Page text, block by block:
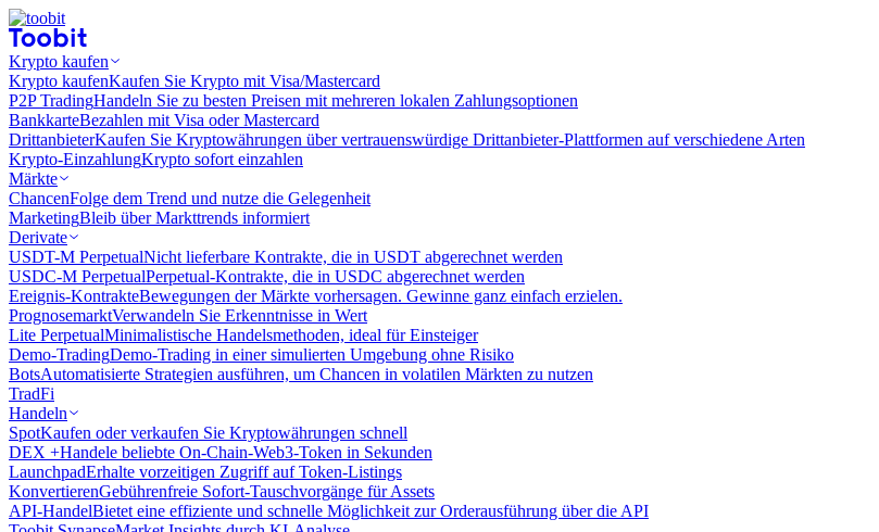
Krypto kaufen
Krypto kaufenKaufen Sie Krypto mit Visa/Mastercard
P2P TradingHandeln Sie zu besten Preisen mit mehreren lokalen Zahlungsoptionen
BankkarteBezahlen mit Visa oder Mastercard
DrittanbieterKaufen Sie Kryptowährungen über vertrauenswürdige Drittanbieter-Plattformen auf verschiedene Arten
Krypto-EinzahlungKrypto sofort einzahlen
Märkte
ChancenFolge dem Trend und nutze die Gelegenheit
MarketingBleib über Markttrends informiert
Derivate
USDT-M PerpetualNicht lieferbare Kontrakte, die in USDT abgerechnet werden
USDC-M PerpetualPerpetual-Kontrakte, die in USDC abgerechnet werden
Ereignis-KontrakteBewegungen der Märkte vorhersagen. Gewinne ganz einfach erzielen.
PrognosemarktVerwandeln Sie Erkenntnisse in Wert
Lite PerpetualMinimalistische Handelsmethoden, ideal für Einsteiger
Demo-TradingDemo-Trading in einer simulierten Umgebung ohne Risiko
BotsAutomatisierte Strategien ausführen, um Chancen in volatilen Märkten zu nutzen
TradFi
Handeln
SpotKaufen oder verkaufen Sie Kryptowährungen schnell
DEX +Handele beliebte On-Chain-Web3-Token in Sekunden
LaunchpadErhalte vorzeitigen Zugriff auf Token-Listings
KonvertierenGebührenfreie Sofort-Tauschvorgänge für Assets
API-HandelBietet eine effiziente und schnelle Möglichkeit zur Orderausführung über die API